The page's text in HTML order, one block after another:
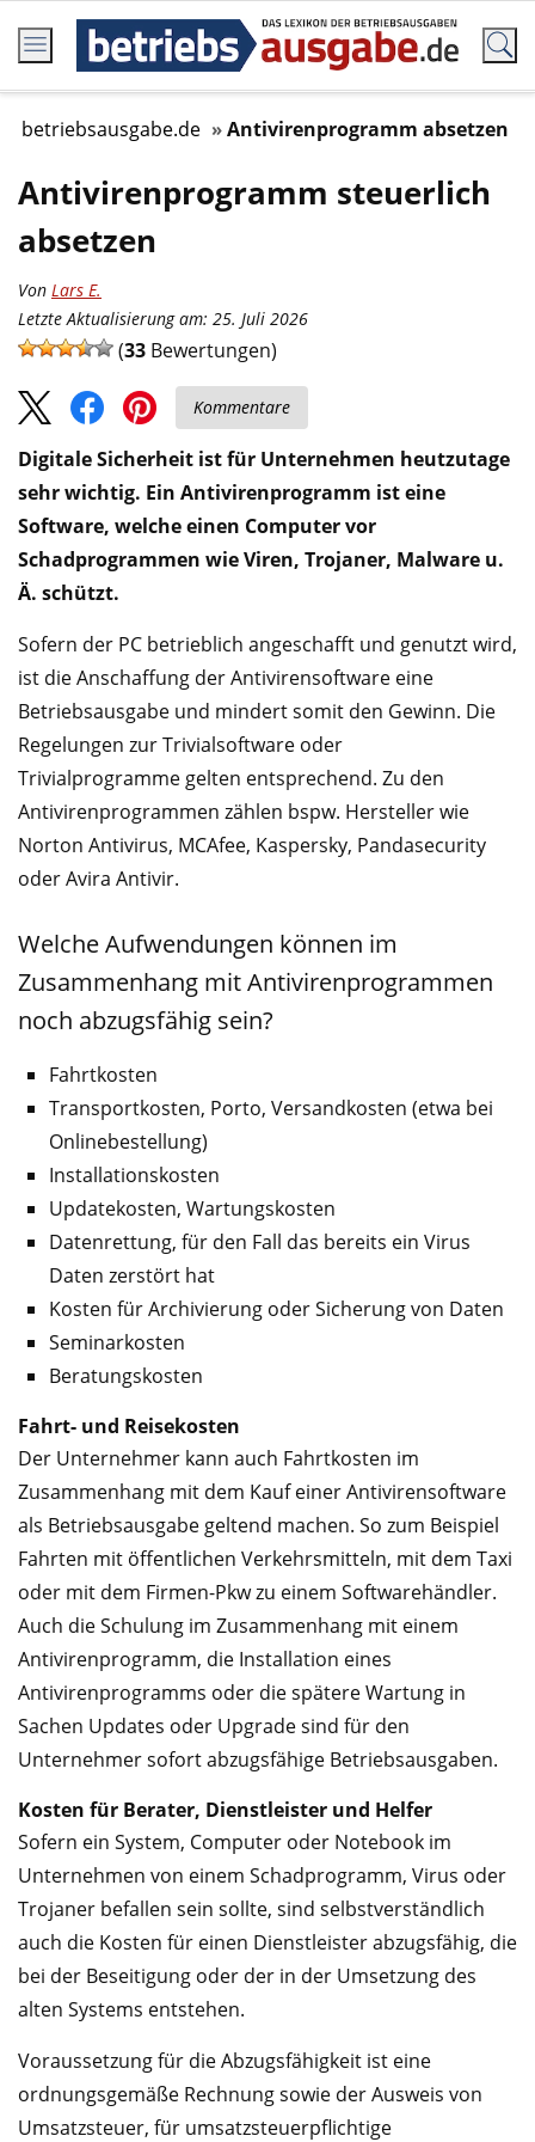
betriebsausgabe.de Antivirenprogramm absetzen
Antivirenprogramm steuerlich
absetzen
Von Lars E.
Letzte Aktualisierung am: 25. Juli 2026
(33 Bewertungen)
Kommentare
Digitale Sicherheit ist für Unternehmen heutzutage
sehr wichtig. Ein Antivirenprogramm ist eine
Software, welche einen Computer vor
Schadprogrammen wie Viren, Trojaner, Malware u.
Ä. schützt.
Sofern der PC betrieblich angeschafft und genutzt wird,
ist die Anschaffung der Antivirensoftware eine
Betriebsausgabe und mindert somit den Gewinn. Die
Regelungen zur Trivialsoftware oder
Trivialprogramme gelten entsprechend. Zu den
Antivirenprogrammen zählen bspw. Hersteller wie
Norton Antivirus, MCAfee, Kaspersky, Pandasecurity
oder Avira Antivir.
Welche Aufwendungen können im
Zusammenhang mit Antivirenprogrammen
noch abzugsfähig sein?
Fahrtkosten
Transportkosten, Porto, Versandkosten (etwa bei
Onlinebestellung)
Installationskosten
Updatekosten, Wartungskosten
Datenrettung, für den Fall das bereits ein Virus
Daten zerstört hat
Kosten für Archivierung oder Sicherung von Daten
Seminarkosten
Beratungskosten
Fahrt- und Reisekosten
Der Unternehmer kann auch Fahrtkosten im
Zusammenhang mit dem Kauf einer Antivirensoftware
als Betriebsausgabe geltend machen. So zum Beispiel
Fahrten mit öffentlichen Verkehrsmitteln, mit dem Taxi
oder mit dem Firmen-Pkw zu einem Softwarehändler.
Auch die Schulung im Zusammenhang mit einem
Antivirenprogramm, die Installation eines
Antivirenprogramms oder die spätere Wartung in
Sachen Updates oder Upgrade sind für den
Unternehmer sofort abzugsfähige Betriebsausgaben.
Kosten für Berater, Dienstleister und Helfer
Sofern ein System, Computer oder Notebook im
Unternehmen von einem Schadprogramm, Virus oder
Trojaner befallen sein sollte, sind selbstverständlich
auch die Kosten für einen Dienstleister abzugsfähig, die
bei der Beseitigung oder der in der Umsetzung des
alten Systems entstehen.
Voraussetzung für die Abzugsfähigkeit ist eine
ordnungsgemäße Rechnung sowie der Ausweis von
Umsatzsteuer, für umsatzsteuerpflichtige